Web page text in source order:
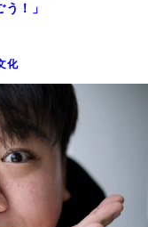
！」
化